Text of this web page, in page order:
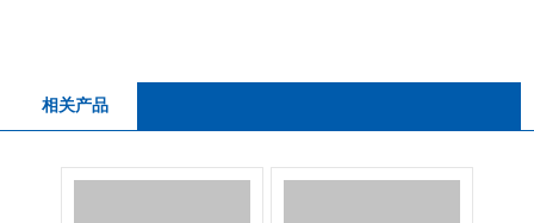
相关产品